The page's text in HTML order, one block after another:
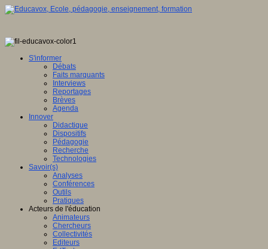
S'informer
Débats
Faits marquants
Interviews
Reportages
Brèves
Agenda
Innover
Didactique
Dispositifs
Pédagogie
Recherche
Technologies
Savoir(s)
Analyses
Conférences
Outils
Pratiques
Acteurs de l'éducation
Animateurs
Chercheurs
Collectivités
Editeurs